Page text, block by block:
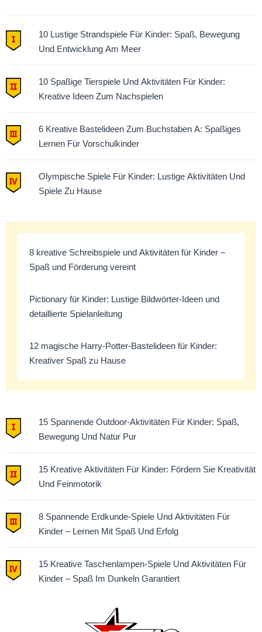
10 Lustige Strandspiele Für Kinder: Spaß, Bewegung
Und Entwicklung Am Meer
10 Spaßige Tierspiele Und Aktivitäten Für Kinder:
Kreative Ideen Zum Nachspielen
6 Kreative Bastelideen Zum Buchstaben A: Spaßiges
Lernen Für Vorschulkinder
Olympische Spiele Für Kinder: Lustige Aktivitäten Und
Spiele Zu Hause
8 kreative Schreibspiele und Aktivitäten für Kinder –
Spaß und Förderung vereint
Pictionary für Kinder: Lustige Bildwörter-Ideen und
detaillierte Spielanleitung
12 magische Harry-Potter-Bastelideen für Kinder:
Kreativer Spaß zu Hause
15 Spannende Outdoor-Aktivitäten Für Kinder: Spaß,
Bewegung Und Natur Pur
15 Kreative Aktivitäten Für Kinder: Fördern Sie Kreativität
Und Feinmotorik
8 Spannende Erdkunde-Spiele Und Aktivitäten Für
Kinder – Lernen Mit Spaß Und Erfolg
15 Kreative Taschenlampen-Spiele Und Aktivitäten Für
Kinder – Spaß Im Dunkeln Garantiert